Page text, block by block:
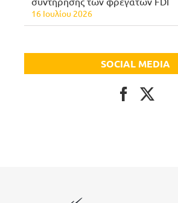
16 Ιουλίου 2026
SOCIAL MEDIA